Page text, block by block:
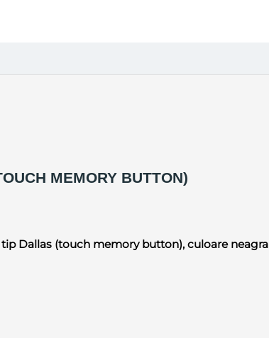
MEMORY BUTTON)
Dallas (touch memory button), culoare neagra